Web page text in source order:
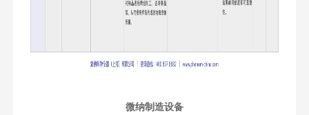
微纳制造设备